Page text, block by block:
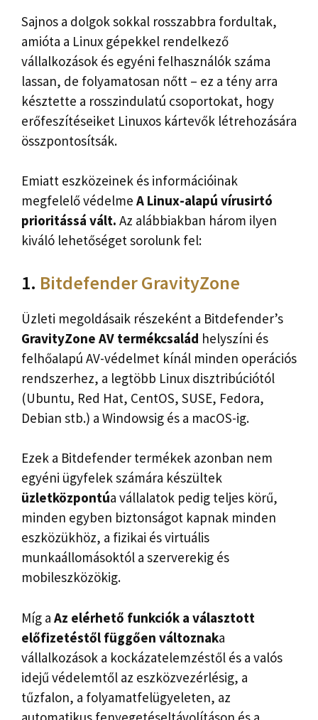
Sajnos a dolgok sokkal rosszabbra fordultak,
amióta a Linux gépekkel rendelkező
vállalkozások és egyéni felhasználók száma
lassan, de folyamatosan nőtt – ez a tény arra
késztette a rosszindulatú csoportokat, hogy
erőfeszítéseiket Linuxos kártevők létrehozására
összpontosítsák.
Emiatt eszközeinek és információinak
megfelelő védelme A Linux-alapú vírusirtó
prioritássá vált. Az alábbiakban három ilyen
kiváló lehetőséget sorolunk fel:
1. Bitdefender GravityZone
Üzleti megoldásaik részeként a Bitdefender’s
GravityZone AV termékcsalád helyszíni és
felhőalapú AV-védelmet kínál minden operációs
rendszerhez, a legtöbb Linux disztribúciótól
(Ubuntu, Red Hat, CentOS, SUSE, Fedora,
Debian stb.) a Windowsig és a macOS-ig.
Ezek a Bitdefender termékek azonban nem
egyéni ügyfelek számára készültek
üzletközpontúa vállalatok pedig teljes körű,
minden egyben biztonságot kapnak minden
eszközükhöz, a fizikai és virtuális
munkaállomásoktól a szerverekig és
mobileszközökig.
Míg a Az elérhető funkciók a választott
előfizetéstől függően változnaka
vállalkozások a kockázatelemzéstől és a valós
idejű védelemtől az eszközvezérlésig, a
tűzfalon, a folyamatfelügyeleten, az